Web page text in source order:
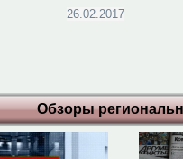
26.02.2017
Обзоры